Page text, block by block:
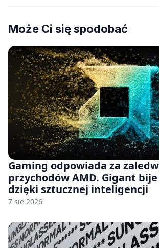
Może Ci się spodobać
Gaming odpowiada za
przychodów AMD. Gigant
dzięki sztucznej inteligencji
7 sie 2026